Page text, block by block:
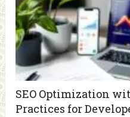
SEO Optimization
Practices for